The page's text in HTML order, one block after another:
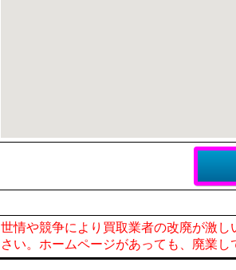
世情や競争により買取業者の改廃が激
さい。ホームページがあっても、廃業し